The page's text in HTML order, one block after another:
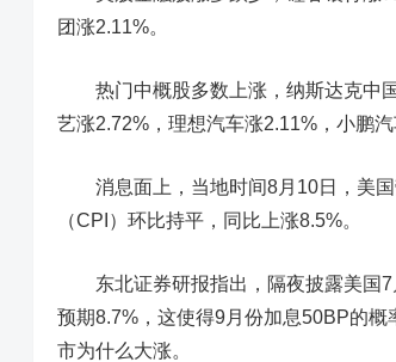
团涨2.11%。
热门中概股多数上涨，纳斯达克中国
艺涨2.72%，理想汽车涨2.11%，小鹏
消息面上，当地时间8月10日，美国
（CPI）环比持平，同比上涨8.5%。
东北证券研报指出，隔夜披露美国
预期8.7%，这使得9月份加息50BP的
市为什么大涨。